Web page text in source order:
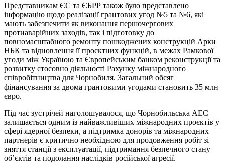
Представникам ЄС та ЄБРР також було представлено
інформацію щодо реалізації грантових угод №5 та №6, які
мають забезпечити як виконання першочергових
протиаварійних заходів, так і підготовку до
повномасштабного ремонту пошкоджених конструкцій Арки
НБК та відновлення її проєктних функцій, в межах Рамкової
угоди між Україною та Європейським банком реконструкції та
розвитку стосовно діяльності Рахунку міжнародного
співробітництва для Чорнобиля. Загальний обсяг
фінансування за двома грантовими угодами становить 35 млн
євро.
Під час зустрічей наголошувалося, що Чорнобильська АЕС
залишається одним із найважливіших міжнародних проєктів у
сфері ядерної безпеки, а підтримка донорів та міжнародних
партнерів є критично необхідною для продовження робіт зі
зняття станції з експлуатації, підтримання безпечного стану
об’єктів та подолання наслідків російської агресії.